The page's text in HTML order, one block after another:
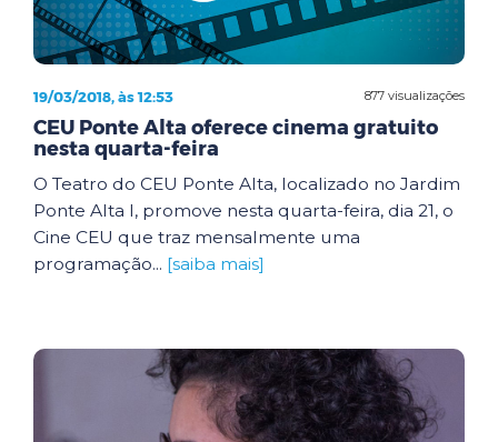
877 visualizações
19/03/2018, às 12:53
CEU Ponte Alta oferece cinema gratuito
nesta quarta-feira
O Teatro do CEU Ponte Alta, localizado no Jardim
Ponte Alta I, promove nesta quarta-feira, dia 21, o
Cine CEU que traz mensalmente uma
programação... [saiba mais]